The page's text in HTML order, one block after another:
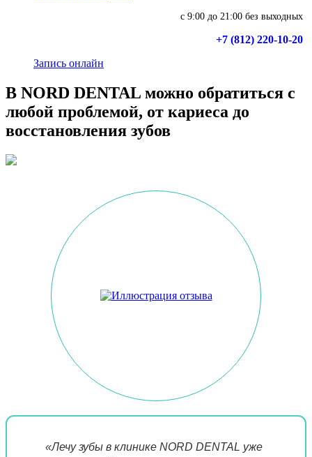
с 9:00 до 21:00 без выходных
+7 (812) 220-10-20
Запись онлайн
В NORD DENTAL можно обратиться с
любой проблемой, от кариеса до
восстановления зубов
«Лечу зубы в клинике NORD DENTAL уже